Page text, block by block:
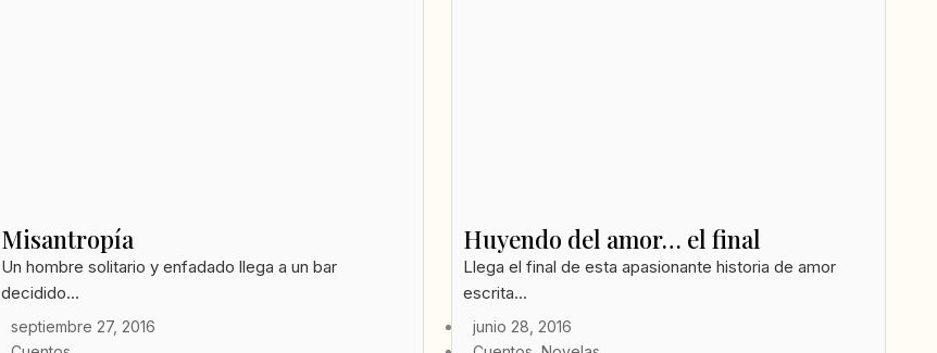
Misantropía
Un hombre solitario y enfadado llega a un bar
decidido...
septiembre 27, 2016
Huyendo del amor… el final
Llega el final de esta apasionante historia de amor
escrita...
junio 28, 2016